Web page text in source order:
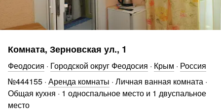
Комната, Зерновская ул., 1
Феодосия · Городской округ Феодосия · Крым · Россия
№444155 · Аренда комнаты · Личная ванная комната ·
Общая кухня · 1 односпальное место и 1 двуспальное
место